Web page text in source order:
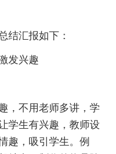
结汇报如下：
发兴趣
不用老师多讲，学
学生有兴趣，教师设
趣，吸引学生。例